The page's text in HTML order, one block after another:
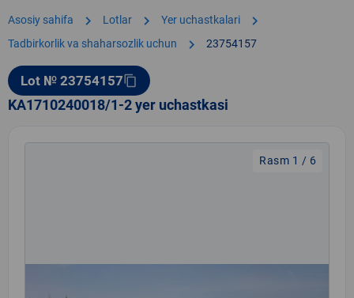
Asosiy sahifa chevron_right Lotlar chevron_right Yer uchastkalari chevron_right
Tadbirkorlik va shaharsozlik uchun chevron_right 23754157
Lot № 23754157content_copy
KA1710240018/1-2 yer uchastkasi
Rasm 1 / 6